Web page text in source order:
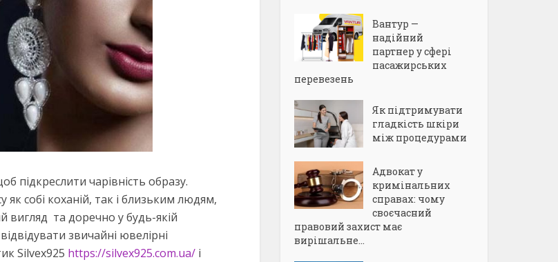
підкреслити чарівність образу.
собі коханій, так і близьким людям,
вигляд та доречно у будь-якій
звичайні ювелірні
Silvex925 https://silvex925.com.ua/ і
Вантур —
надійний
партнер у сфері
пасажирських
перевезень
Як підтримувати
гладкість шкіри
між процедурами
Адвокат у
кримінальних
справах: чому
своєчасний
правовий захист має
вирішальне...